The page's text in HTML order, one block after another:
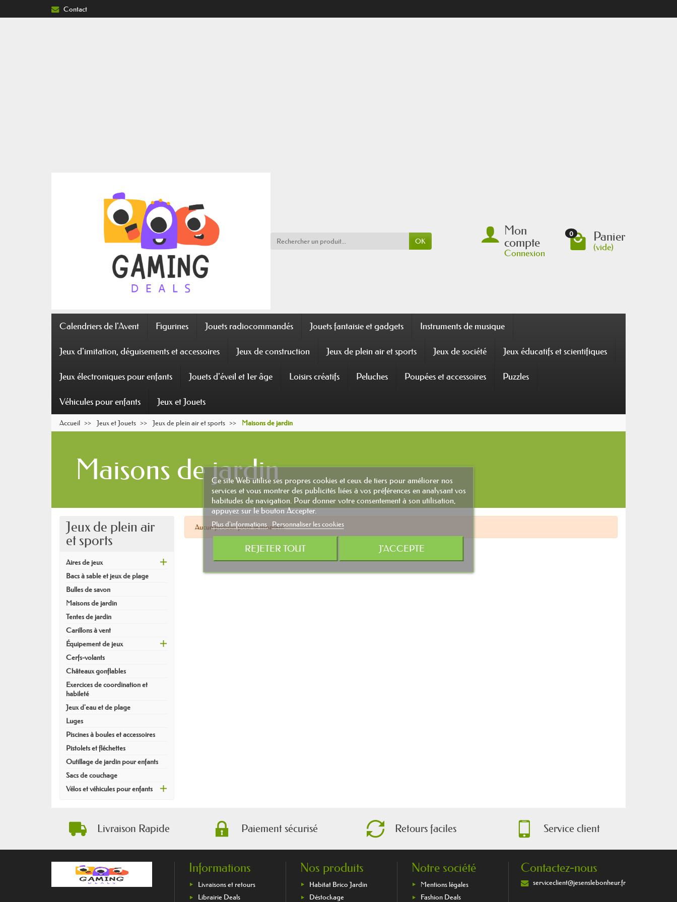
Contact
OK
Mon
compte
Connexion
0 Panier
(vide)
Calendriers de l'Avent Figurines Jouets radiocommandés Jouets fantaisie et gadgets Instruments de musique
Jeux d'imitation, déguisements et accessoires Jeux de construction Jeux de plein air et sports Jeux de société Jeux éducatifs et scientifiques
Jeux électroniques pour enfants Jouets d'éveil et 1er âge Loisirs créatifs Peluches Poupées et accessoires Puzzles
Véhicules pour enfants Jeux et Jouets
Accueil Jeux et Jouets Jeux de plein air et sports Maisons de jardin
Maisons de jardin
Jeux de plein air
et sports
Aires de jeux
Bacs à sable et jeux de plage
Bulles de savon
Maisons de jardin
Tentes de jardin
Carillons à vent
Équipement de jeux
Cerfs-volants
Châteaux gonflables
Exercices de coordination et
habileté
Jeux d'eau et de plage
Luges
Piscines à boules et accessoires
Pistolets et fléchettes
Outillage de jardin pour enfants
Sacs de couchage
Vélos et véhicules pour enfants
Aucun produit pour le moment.
Livraison Rapide Paiement sécurisé Retours faciles Service client
Informations
Livraisons et retours
Librairie Deals
Nos produits
Habitat Brico Jardin
Déstockage
Notre société
Mentions légales
Fashion Deals
Contactez-nous
serviceclient@jesenslebonheur.fr
Ce site Web utilise ses propres cookies et ceux de tiers pour améliorer nos
services et vous montrer des publicités liées à vos préférences en analysant vos
habitudes de navigation. Pour donner votre consentement à son utilisation,
appuyez sur le bouton Accepter.
Plus d'informations Personnaliser les cookies
REJETER TOUT J'ACCEPTE